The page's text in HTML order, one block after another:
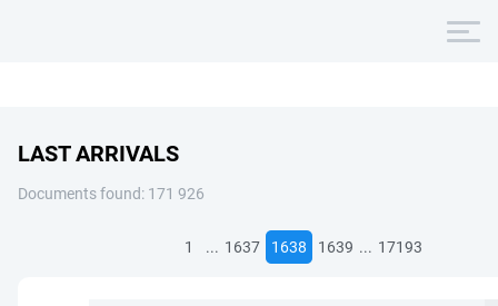
LAST ARRIVALS
Documents found: 171 926
1 ... 1637 1638 1639 ... 17193